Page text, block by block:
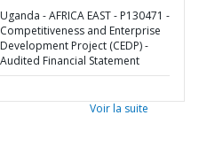
Uganda - AFRICA EAST - P130471 -
Competitiveness and Enterprise
Development Project (CEDP) -
Audited Financial Statement
Voir la suite